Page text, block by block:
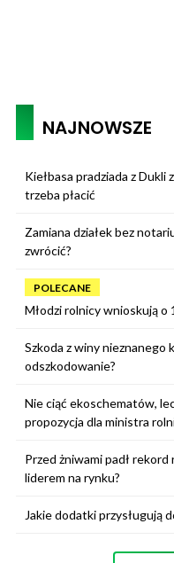
NAJNOWSZE
Kiełbasa pradziada z Dukli
trzeba płacić
Zamiana działek bez
zwrócić?
POLECANE
Młodzi rolnicy wnioskują o
Szkoda z winy nieznanego
odszkodowanie?
Nie ciąć ekoschematów,
propozycja dla ministra
Przed żniwami padł
liderem na rynku?
Jakie dodatki przysługują